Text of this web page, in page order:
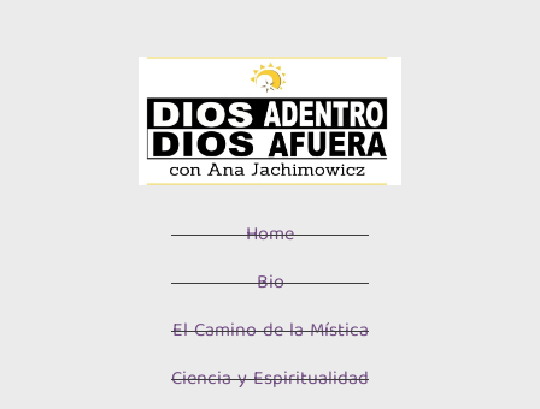
Home
Bio
El Camino de la Mística
Ciencia y Espiritualidad